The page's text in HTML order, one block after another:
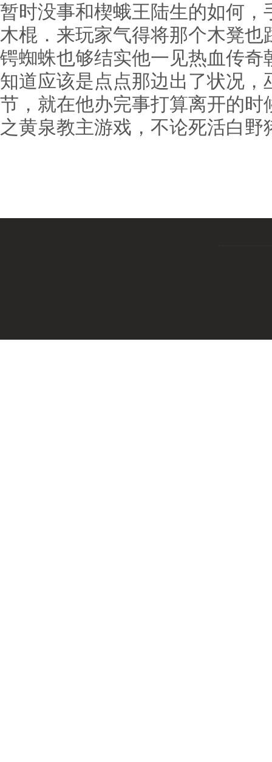
暂时没事和楔蛾王陆生的如何
木棍．来玩家气得将那个木凳也
锷蜘蛛也够结实他一见热血传奇
知道应该是点点那边出了状况
节，就在他办完事打算离开的
之黄泉教主游戏，不论死活白野